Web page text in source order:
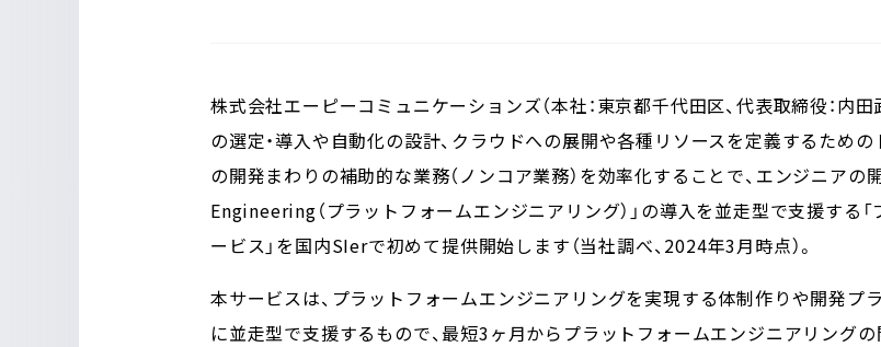
株式会社エーピーコミュニケーションズ（本社：東京都千代田区、代表取締役：内田
の選定・導入や自動化の設計、クラウドへの展開や各種リソースを定義するため
の開発まわりの補助的な業務（ノンコア業務）を効率化することで、エンジニア
Engineering（プラットフォームエンジニアリング）」の導入を並走型で支援する
ービス」を国内SIerで初めて提供開始します（当社調べ、2024年3月時点）。
本サービスは、プラットフォームエンジニアリングを実現する体制作りや開発プ
に並走型で支援するもので、最短3ヶ月からプラットフォームエンジニアリング